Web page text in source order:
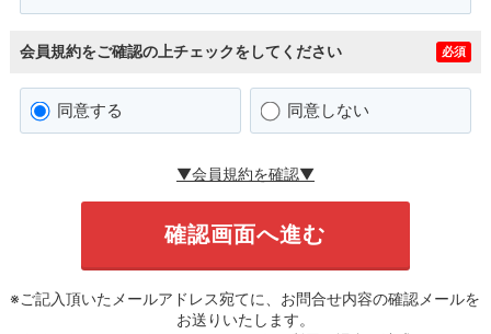
会員規約をご確認の上チェックをしてください 必須
同意する 同意しない
▼会員規約を確認▼
※ご記入頂いたメールアドレス宛てに、お問合せ内容の確認メールを
お送りいたします。